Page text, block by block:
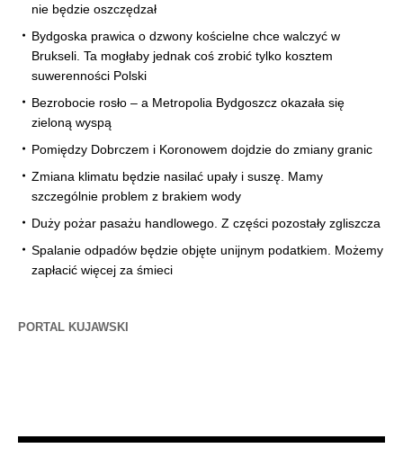
nie będzie oszczędzał
Bydgoska prawica o dzwony kościelne chce walczyć w
Brukseli. Ta mogłaby jednak coś zrobić tylko kosztem
suwerenności Polski
Bezrobocie rosło – a Metropolia Bydgoszcz okazała się
zieloną wyspą
Pomiędzy Dobrczem i Koronowem dojdzie do zmiany granic
Zmiana klimatu będzie nasilać upały i suszę. Mamy
szczególnie problem z brakiem wody
Duży pożar pasażu handlowego. Z części pozostały zgliszcza
Spalanie odpadów będzie objęte unijnym podatkiem. Możemy
zapłacić więcej za śmieci
PORTAL KUJAWSKI